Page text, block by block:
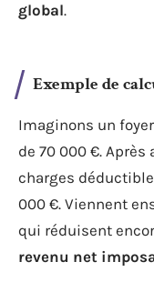
global.
Exemple de
Imaginons un
de 70 000 €.
charges
000 €. Viennent
qui réduisent
revenu net